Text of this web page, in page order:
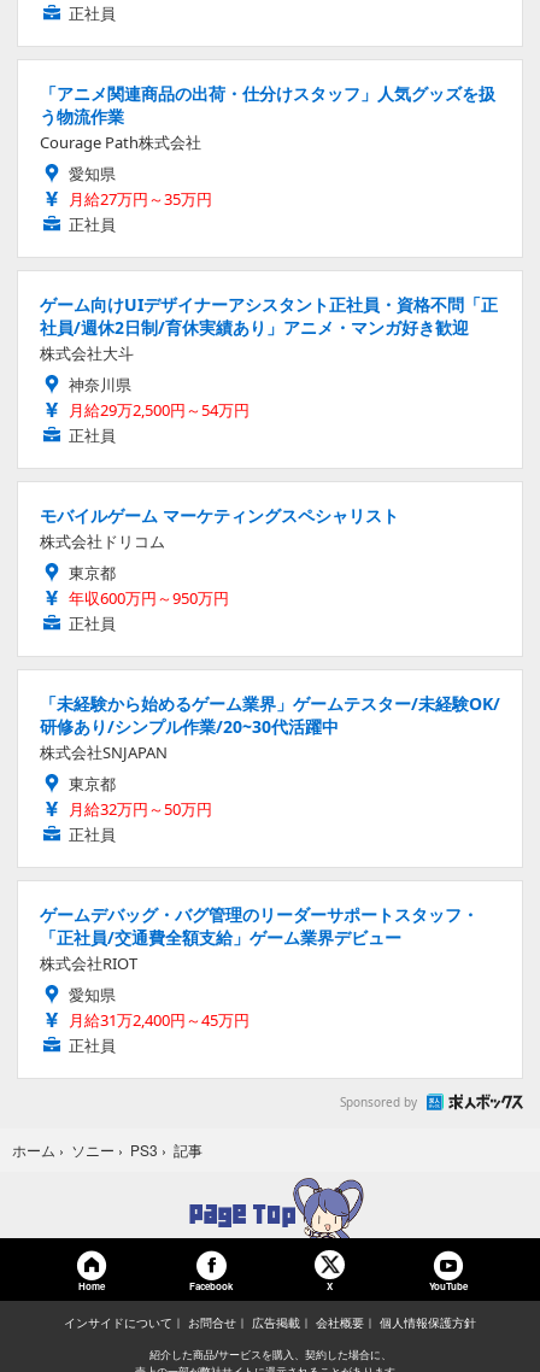
正社員
「アニメ関連商品の出荷・仕分けスタッフ」人気グッズを扱
う物流作業
Courage Path株式会社
愛知県
月給27万円～35万円
正社員
ゲーム向けUIデザイナーアシスタント正社員・資格不問「正
社員/週休2日制/育休実績あり」アニメ・マンガ好き歓迎
株式会社大斗
神奈川県
月給29万2,500円～54万円
正社員
モバイルゲーム マーケティングスペシャリスト
株式会社ドリコム
東京都
年収600万円～950万円
正社員
「未経験から始めるゲーム業界」ゲームテスター/未経験OK/
研修あり/シンプル作業/20~30代活躍中
株式会社SNJAPAN
東京都
月給32万円～50万円
正社員
ゲームデバッグ・バグ管理のリーダーサポートスタッフ・
「正社員/交通費全額支給」ゲーム業界デビュー
株式会社RIOT
愛知県
月給31万2,400円～45万円
正社員
Sponsored by
ホーム › ソニー › PS3 › 記事
Home Facebook X YouTube
インサイドについて お問合せ 広告掲載 会社概要 個人情報保護方針
紹介した商品/サービスを購入、契約した場合に、